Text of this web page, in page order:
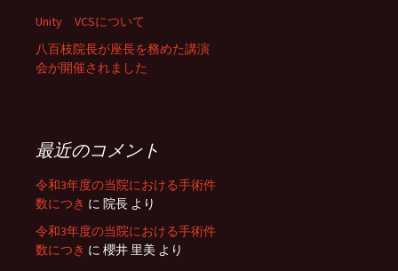
Unity VCSについて
八百枝院長が座長を務めた講演
会が開催されました
最近のコメント
令和3年度の当院における手術件
数につき に 院長 より
令和3年度の当院における手術件
数につき に 櫻井 里美 より